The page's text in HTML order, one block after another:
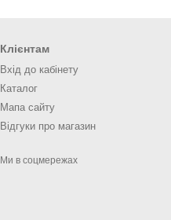
Клієнтам
Вхід до кабінету
Каталог
Мапа сайту
Відгуки про магазин
Ми в соцмережах